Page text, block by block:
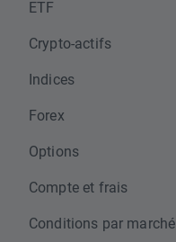
ETF
Crypto-actifs
Indices
Forex
Options
Compte et frais
Conditions par marché